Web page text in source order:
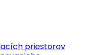
priestorov